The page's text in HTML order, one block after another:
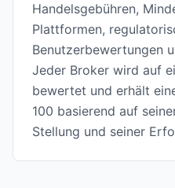
Handelsgebühren,
Plattformen,
Benutzerbewertungen
Jeder Broker wird auf
bewertet und erhält
100 basierend auf
Stellung und seiner